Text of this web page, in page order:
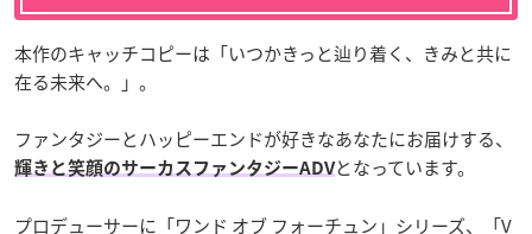
本作のキャッチコピーは「いつかきっと辿り着く、きみと共に
在る未来へ。」。
ファンタジーとハッピーエンドが好きなあなたにお届けする、
輝きと笑顔のサーカスファンタジーADVとなっています。
プロデューサーに「ワンド オブ フォーチュン」シリーズ、「V